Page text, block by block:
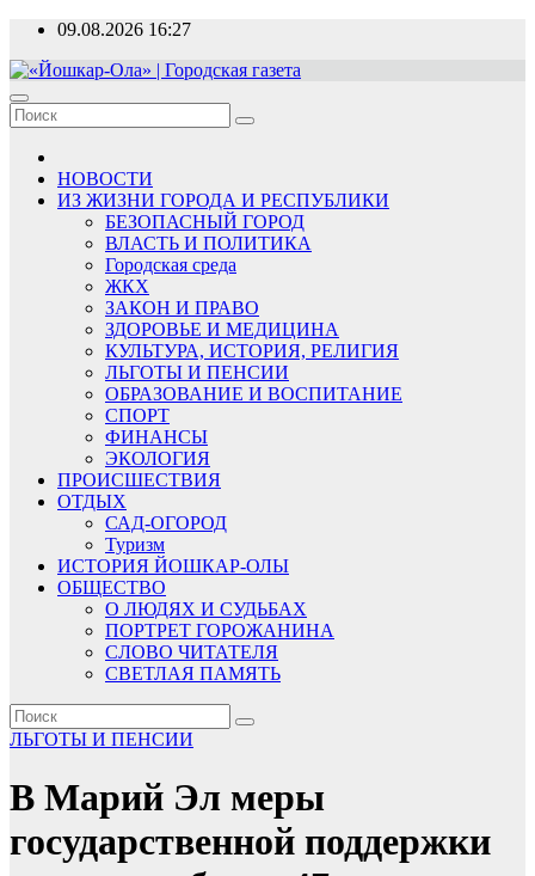
Перейти
содержимому
09.08.2026 16:27
«Йошкар-Ола» | Городская газета
Новости, события, люди
НОВОСТИ
ИЗ ЖИЗНИ ГОРОДА И РЕСПУБЛИКИ
БЕЗОПАСНЫЙ ГОРОД
ВЛАСТЬ И ПОЛИТИКА
Городская среда
ЖКХ
ЗАКОН И ПРАВО
ЗДОРОВЬЕ И МЕДИЦИНА
КУЛЬТУРА, ИСТОРИЯ, РЕЛИГИЯ
ЛЬГОТЫ И ПЕНСИИ
ОБРАЗОВАНИЕ И ВОСПИТАНИЕ
СПОРТ
ФИНАНСЫ
ЭКОЛОГИЯ
ПРОИСШЕСТВИЯ
ОТДЫХ
САД-ОГОРОД
Туризм
ИСТОРИЯ ЙОШКАР-ОЛЫ
ОБЩЕСТВО
О ЛЮДЯХ И СУДЬБАХ
ПОРТРЕТ ГОРОЖАНИНА
СЛОВО ЧИТАТЕЛЯ
СВЕТЛАЯ ПАМЯТЬ
ЛЬГОТЫ И ПЕНСИИ
В Марий Эл меры
государственной поддержки